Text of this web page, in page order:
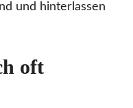
und hinterlassen
oft